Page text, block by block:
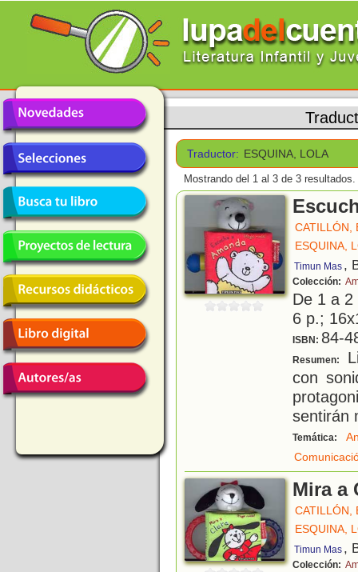
Traductor: ESQUINA, LOLA
Mostrando del 1 al 3 de 3 resultados.
CATILLÓN,
ESQUINA,
Timun Mas ,
Colección:
De 1 a
6 p.;
ISBN: 84-
Resumen:
con
sentirán
Temática:
Mira a
CATILLÓN,
ESQUINA,
Timun Mas ,
Colección: